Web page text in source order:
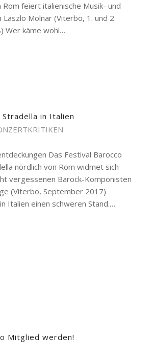
Rom feiert italienische Musik- und
Laszlo Molnar (Viterbo, 1. und 2.
Wer käme wohl…
in Italien
Das Festival Barocco
nördlich von Rom widmet sich
vergessenen Barock-Komponisten
(Viterbo, September 2017)
Italien einen schweren Stand.…
Mitglied werden!